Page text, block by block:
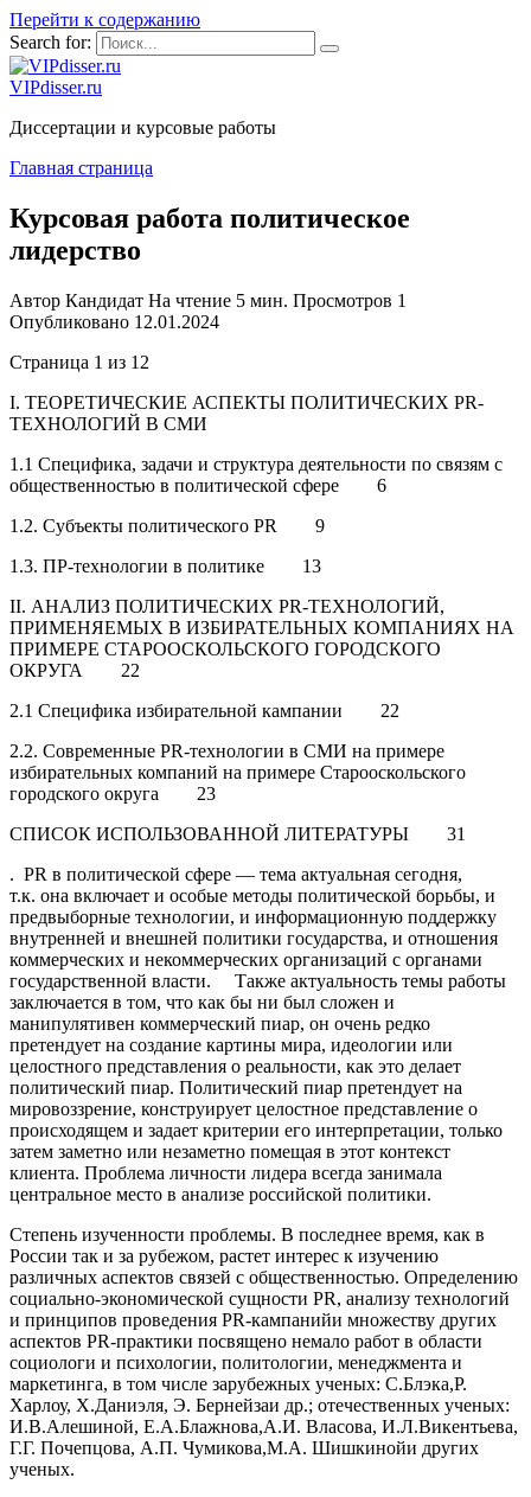
Перейти к содержанию
Search for:
VIPdisser.ru
Диссертации и курсовые работы
Главная страница
Курсовая работа политическое
лидерство
Автор Кандидат На чтение 5 мин. Просмотров 1
Опубликовано 12.01.2024
Страница 1 из 12
I. ТЕОРЕТИЧЕСКИЕ АСПЕКТЫ ПОЛИТИЧЕСКИХ PR-
ТЕХНОЛОГИЙ В СМИ
1.1 Специфика, задачи и структура деятельности по связям с
общественностью в политической сфере 6
1.2. Субъекты политического PR 9
1.3. ПР-технологии в политике 13
II. АНАЛИЗ ПОЛИТИЧЕСКИХ PR-ТЕХНОЛОГИЙ,
ПРИМЕНЯЕМЫХ В ИЗБИРАТЕЛЬНЫХ КОМПАНИЯХ НА
ПРИМЕРЕ СТАРООСКОЛЬСКОГО ГОРОДСКОГО
ОКРУГА 22
2.1 Специфика избирательной кампании 22
2.2. Современные PR-технологии в СМИ на примере
избирательных компаний на примере Старооскольского
городского округа 23
СПИСОК ИСПОЛЬЗОВАННОЙ ЛИТЕРАТУРЫ 31
. PR в политической сфере — тема актуальная сегодня,
т.к. она включает и особые методы политической борьбы, и
предвыборные технологии, и информационную поддержку
внутренней и внешней политики государства, и отношения
коммерческих и некоммерческих организаций с органами
государственной власти. Также актуальность темы работы
заключается в том, что как бы ни был сложен и
манипулятивен коммерческий пиар, он очень редко
претендует на создание картины мира, идеологии или
целостного представления о реальности, как это делает
политический пиар. Политический пиар претендует на
мировоззрение, конструирует целостное представление о
происходящем и задает критерии его интерпретации, только
затем заметно или незаметно помещая в этот контекст
клиента. Проблема личности лидера всегда занимала
центральное место в анализе российской политики.
Степень изученности проблемы. В последнее время, как в
России так и за рубежом, растет интерес к изучению
различных аспектов связей с общественностью. Определению
социально-экономической сущности PR, анализу технологий
и принципов проведения PR-кампанийи множеству других
аспектов PR-практики посвящено немало работ в области
социологи и психологии, политологии, менеджмента и
маркетинга, в том числе зарубежных ученых: С.Блэка,Р.
Харлоу, X.Даниэля, Э. Бернейзаи др.; отечественных ученых:
И.В.Алешиной, Е.А.Блажнова,А.И. Власова, И.Л.Викентьева,
Г.Г. Почепцова, A.П. Чумикова,М.А. Шишкинойи других
ученых.